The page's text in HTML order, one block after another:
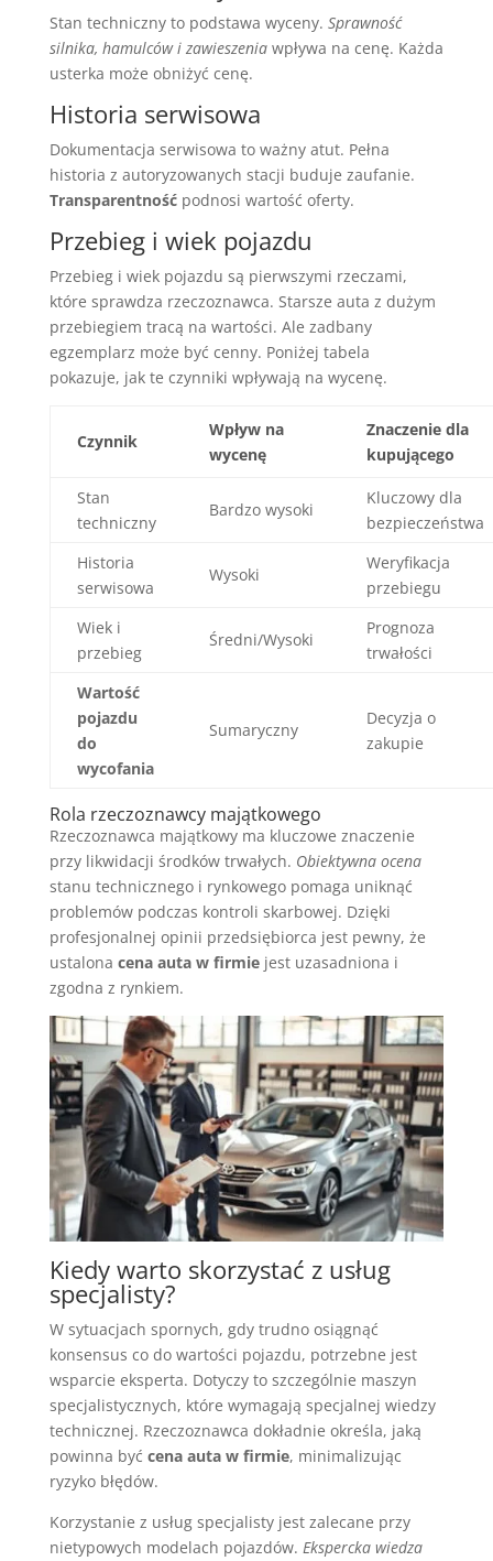
Stan techniczny to podstawa wyceny. Sprawność
silnika, hamulców i zawieszeniawpływa na cenę. Każda
usterka może obniżyć cenę.
Historia serwisowa
Dokumentacja serwisowa to ważny atut. Pełna
historia z autoryzowanych stacji buduje zaufanie.
Transparentnośćpodnosi wartość oferty.
Przebieg i wiek pojazdu
Przebieg i wiek pojazdu są pierwszymi rzeczami,
które sprawdza rzeczoznawca. Starsze auta z dużym
przebiegiem tracą na wartości. Ale zadbany
egzemplarz może być cenny. Poniżej tabela
pokazuje, jak te czynniki wpływają na wycenę.
Czynnik
Wpływ na
wycenę
Znaczenie dla
kupującego
Stan
techniczny
Bardzo wysoki
Kluczowy dla
bezpieczeństwa
Historia
serwisowa
Wysoki
Weryfikacja
przebiegu
Wiek i
przebieg
Średni/Wysoki
Prognoza
trwałości
Wartość
pojazdu
do
wycofania
Sumaryczny
Decyzja o
zakupie
Rola rzeczoznawcy majątkowego
Rzeczoznawca majątkowy ma kluczowe znaczenie
przy likwidacji środków trwałych. Obiektywna ocena
stanu technicznego i rynkowego pomaga uniknąć
problemów podczas kontroli skarbowej. Dzięki
profesjonalnej opinii przedsiębiorca jest pewny, że
ustalona cena auta w firmiejest uzasadniona i
zgodna z rynkiem.
Kiedy warto skorzystać z usług
specjalisty?
W sytuacjach spornych, gdy trudno osiągnąć
konsensus co do wartości pojazdu, potrzebne jest
wsparcie eksperta. Dotyczy to szczególnie maszyn
specjalistycznych, które wymagają specjalnej wiedzy
technicznej. Rzeczoznawca dokładnie określa, jaką
powinna być cena auta w firmie, minimalizując
ryzyko błędów.
Korzystanie z usług specjalisty jest zalecane przy
nietypowych modelach pojazdów. Ekspercka wiedza